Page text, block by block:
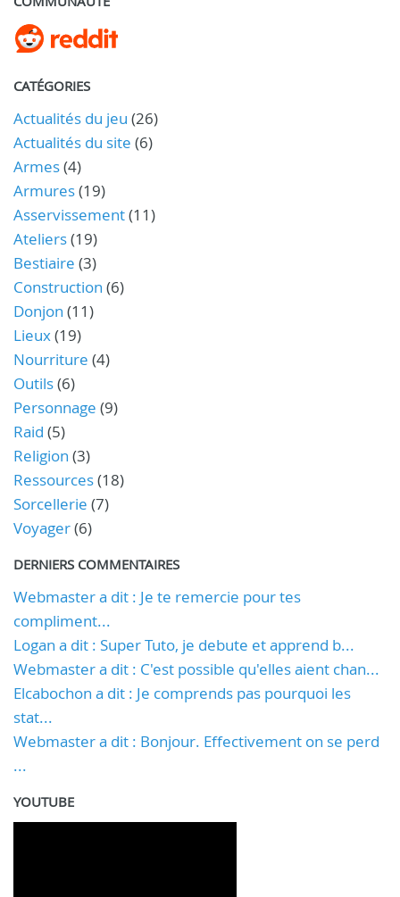
CATÉGORIES
Actualités du jeu (26)
Actualités du site (6)
Armes(4)
Armures(19)
Asservissement(11)
Ateliers(19)
Bestiaire (3)
Construction (6)
Donjon (11)
Lieux(19)
Nourriture (4)
Outils(6)
Personnage (9)
Raid (5)
Religion (3)
Ressources(18)
Sorcellerie (7)
Voyager(6)
DERNIERS COMMENTAIRES
Webmaster a dit : Je te remercie pour tes
compliment...
Logan a dit : Super Tuto, je debute et apprend b...
Webmaster a dit : C'est possible qu'elles aient chan...
Elcabochon a dit : Je comprends pas pourquoi les
stat...
Webmaster a dit : Bonjour. Effectivement on se perd
...
YOUTUBE